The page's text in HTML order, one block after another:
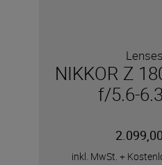
Lenses
NIKKOR Z
f/5.6-
inkl. MwSt. +